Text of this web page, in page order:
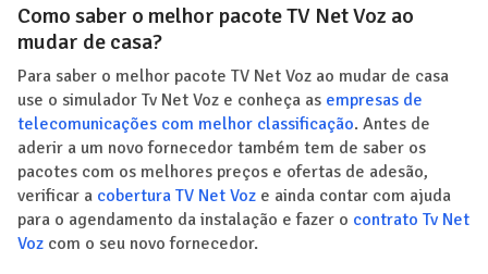
Como saber o melhor pacote TV Net Voz ao
mudar de casa?
Para saber o melhor pacote TV Net Voz ao mudar de casa
use o simulador Tv Net Voz e conheça as empresas de
telecomunicações com melhor classificação. Antes de
aderir a um novo fornecedor também tem de saber os
pacotes com os melhores preços e ofertas de adesão,
verificar a cobertura TV Net Voz e ainda contar com ajuda
para o agendamento da instalação e fazer o contrato Tv Net
Voz com o seu novo fornecedor.